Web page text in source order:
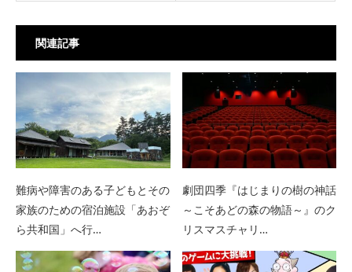
関連記事
難病や障害のある子どもとその
家族のための宿泊施設「あおぞ
ら共和国」へ行…
劇団四季『はじまりの樹の神話
～こそあどの森の物語～』のク
リスマスチャリ…